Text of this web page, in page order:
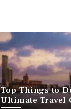
Top Things to
Ultimate Travel